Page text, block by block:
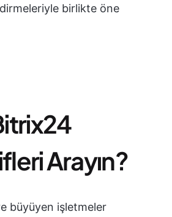
birlikte öne
Arayın?
büyüyen işletmeler